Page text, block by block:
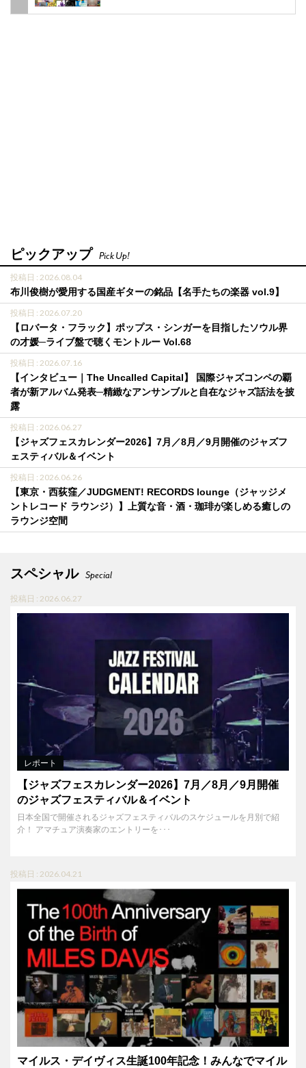
ピックアップ Pick Up!
投稿日 : 2026.08.04
布川俊樹が愛用する国産ギターの銘品【名手たちの楽器 vol.9】
投稿日 : 2026.07.20
【ロバータ・フラック】ポップス・シンガーを目指したソウル界
の才媛─ライブ盤で聴くモントルー Vol.68
投稿日 : 2026.07.16
【インタビュー｜The Uncalled Capital】 国際ジャズコンペの覇
者が新アルバム発表─精緻なアンサンブルと自在なジャズ話法を披
露
投稿日 : 2026.06.27
【ジャズフェスカレンダー2026】7月／8月／9月開催のジャズフ
ェスティバル＆イベント
投稿日 : 2026.06.26
【東京・西荻窪／JUDGMENT! RECORDS lounge（ジャッジメ
ントレコード ラウンジ）】上質な音・酒・珈琲が楽しめる癒しの
ラウンジ空間
スペシャル Special
投稿日 : 2026.06.27
レポート
【ジャズフェスカレンダー2026】7月／8月／9月開催
のジャズフェスティバル＆イベント
日本全国で開催されるジャズフェスティバルのスケジュールを月別で紹
介！ アマチュア演奏家のエントリーを･･･
投稿日 : 2026.04.21
マイルス・デイヴィス生誕100年記念！みんなでマイル